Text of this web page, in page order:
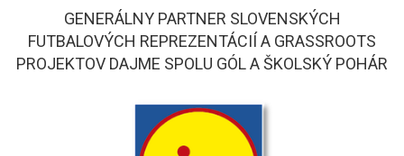
GENERÁLNY PARTNER SLOVENSKÝCH
FUTBALOVÝCH REPREZENTÁCIÍ A GRASSROOTS
PROJEKTOV DAJME SPOLU GÓL A ŠKOLSKÝ POHÁR